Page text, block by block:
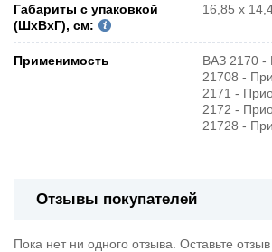
Габариты с упаковкой
(ШxВxГ), см:
16,85 x
Применимость
ВАЗ 2170 -
21708 -
2171 -
2172 -
21728 -
Отзывы покупателей
Пока нет ни одного отзыва. Оставьте